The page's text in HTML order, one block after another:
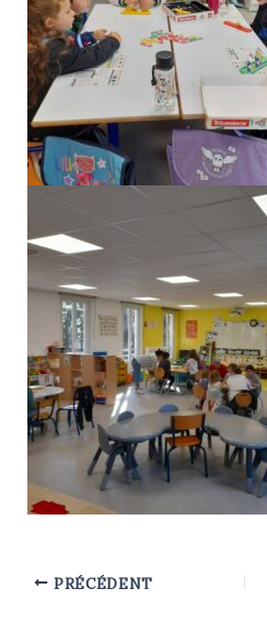
PRÉCÉDENT